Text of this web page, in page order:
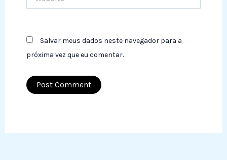
Salvar meus dados neste navegador para a
próxima vez que eu comentar.